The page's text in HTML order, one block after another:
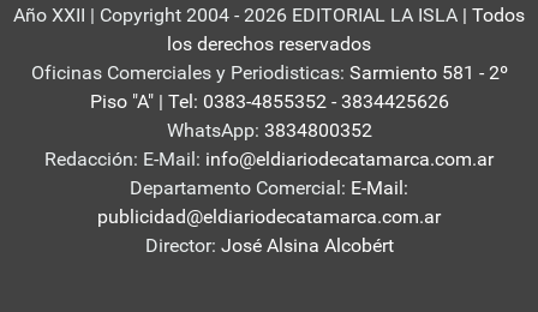
Año XXII | Copyright 2004 - 2026 EDITORIAL LA ISLA | Todos
los derechos reservados
Oficinas Comerciales y Periodisticas: Sarmiento 581 - 2º
Piso "A" | Tel: 0383-4855352 - 3834425626
WhatsApp: 3834800352
Redacción: E-Mail: info@eldiariodecatamarca.com.ar
Departamento Comercial: E-Mail:
publicidad@eldiariodecatamarca.com.ar
Director: José Alsina Alcobért